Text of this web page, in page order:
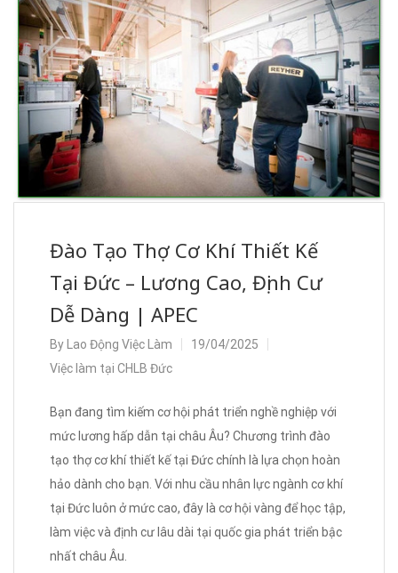
Đào Tạo Thợ Cơ Khí Thiết Kế
Tại Đức – Lương Cao, Định Cư
Dễ Dàng | APEC
By Lao Động Việc Làm
19/04/2025
Việc làm tại CHLB Đức
Bạn đang tìm kiếm cơ hội phát triển nghề nghiệp với
mức lương hấp dẫn tại châu Âu? Chương trình đào
tạo thợ cơ khí thiết kế tại Đức chính là lựa chọn hoàn
hảo dành cho bạn. Với nhu cầu nhân lực ngành cơ khí
tại Đức luôn ở mức cao, đây là cơ hội vàng để học tập,
làm việc và định cư lâu dài tại quốc gia phát triển bậc
nhất châu Âu.